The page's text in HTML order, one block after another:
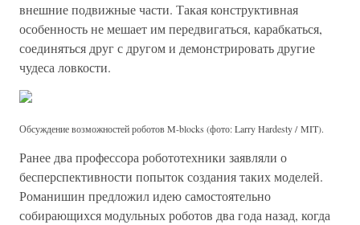
внешние подвижные части. Такая конструктивная
особенность не мешает им передвигаться, карабкаться,
соединяться друг с другом и демонстрировать другие
чудеса ловкости.
Обсуждение возможностей роботов M-blocks (фото: Larry Hardesty / MIT).
Ранее два профессора робототехники заявляли о
бесперспективности попыток создания таких моделей.
Романишин предложил идею самостоятельно
собирающихся модульных роботов два года назад, когда